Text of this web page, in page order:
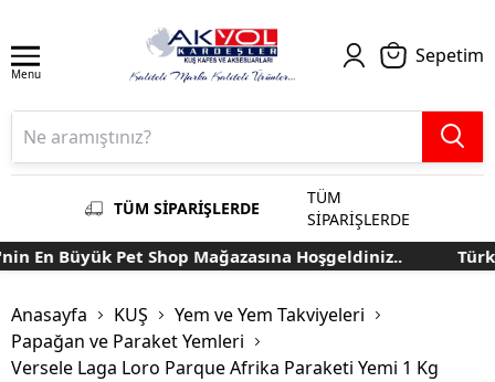
Menu
Sepetim
TÜM SİPARİŞLERDE
TÜM
SİPARİŞLERDE
Büyük Pet Shop Mağazasına Hoşgeldiniz..
Anasayfa KUŞ
Yem ve Yem Takviyeleri
Papağan ve Paraket Yemleri
Versele Laga Loro Parque Afrika Paraketi Yemi 1 Kg